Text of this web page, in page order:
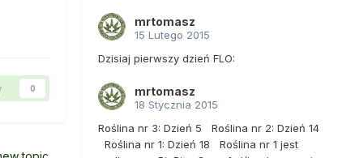
0
mrtomasz
15 Lutego 2015
Dzisiaj pierwszy dzień FLO:
mrtomasz
18 Stycznia 2015
Roślina nr 3: Dzień 5 Roślina nr 2: Dzień 14
Roślina nr 1: Dzień 18 Roślina nr 1 jest